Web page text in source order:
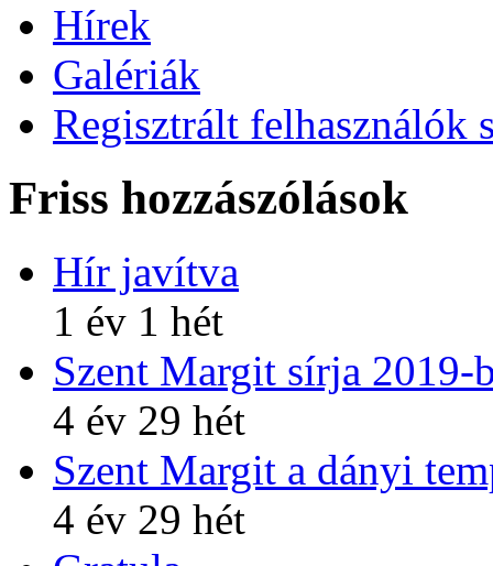
Hírek
Galériák
Regisztrált felhasználók
Friss hozzászólások
Hír javítva
1 év 1 hét
Szent Margit sírja 2019-
4 év 29 hét
Szent Margit a dányi
4 év 29 hét